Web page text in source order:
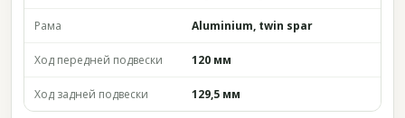
Рама Aluminium, twin spar
Ход передней подвески 120 мм
Ход задней подвески 129,5 мм